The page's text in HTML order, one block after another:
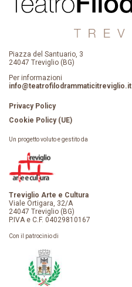
Piazza del Santuario, 3
24047 Treviglio (BG)
Per informazioni
info@teatrofilodrammaticitreviglio.it
Privacy Policy
Cookie Policy (UE)
Un progetto voluto e gestito da
Treviglio Arte e Cultura
Viale Ortigara, 32/A
24047 Treviglio (BG)
P.IVA e C.F. 04029810167
Con il patrocinio di